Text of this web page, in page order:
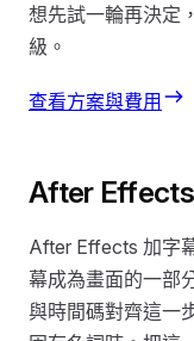
想先試一輪再決定
級。
查看方案與費用
After
After Effects 加字
幕成為畫面的一部
與時間碼對齊這一